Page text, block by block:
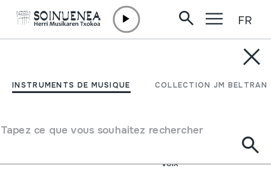
INSTRUMENTS DE MUSIQUE COLLECTION JM BELTRAN
Tapez ce que vous souhaitez rechercher
FR
Kayan Song; Ma-Play;
Auteur
Kayan Song; Ma-Play; Mujeres jirafa
Voix